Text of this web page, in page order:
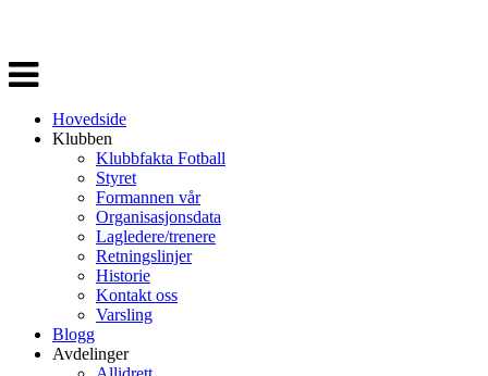
Veksle
navigasjon
Hovedside
Klubben
Klubbfakta Fotball
Styret
Formannen vår
Organisasjonsdata
Lagledere/trenere
Retningslinjer
Historie
Kontakt oss
Varsling
Blogg
Avdelinger